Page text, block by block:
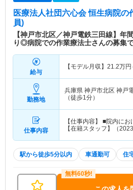
医療法人社団六心会 恒生病院の
員)
【神戸市北区／神戸電鉄三田線】年
り◎病院での作業療法士さんの募集
給与
【モデル月収】 21.2万円
勤務地
兵庫県 神戸市北区 神戸
（徒歩1分）
仕事内容
【仕事内容】 ■院内に
【在籍スタッフ】（
駅から徒歩5分以内 車通勤可 住